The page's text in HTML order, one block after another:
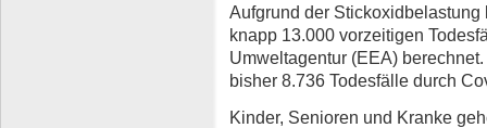
Aufgrund der
knapp 13.000 vorzeitigen
Umweltagentur (EEA)
bisher 8.736 Todesfälle durch
Kinder, Senioren und Kranke